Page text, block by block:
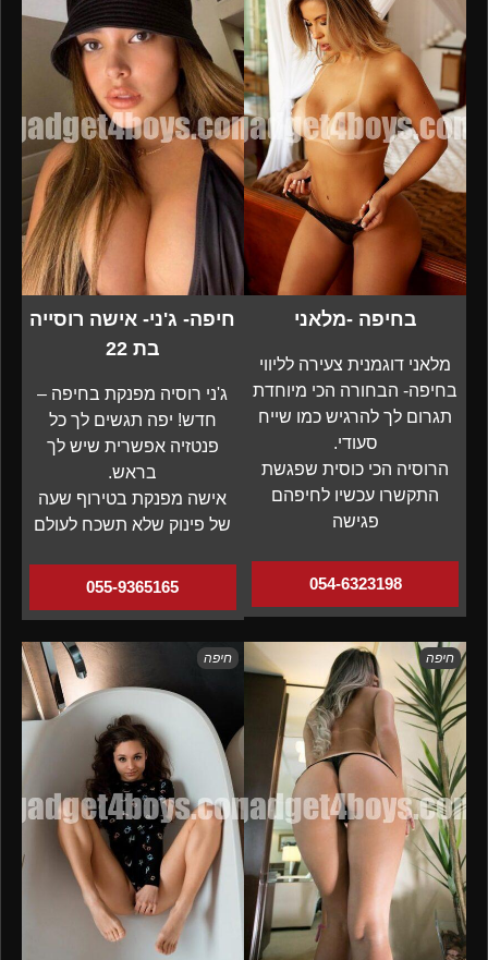
בחיפה -מלאני
מלאני דוגמנית צעירה לליווי
בחיפה- הבחורה הכי מיוחדת
תגרום לך להרגיש כמו שייח
סעודי.
הרוסיה הכי כוסית שפגשת
התקשרו עכשיו לחיפהם
פגישה
054-6323198
חיפה- ג'ני- אישה רוסייה
בת 22
ג'ני רוסיה מפנקת בחיפה –
חדש! יפה תגשים לך כל
פנטזיה אפשרית שיש לך
בראש.
אישה מפנקת בטירוף שעה
של פינוק שלא תשכח לעולם
055-9365165
חיפה חיפה